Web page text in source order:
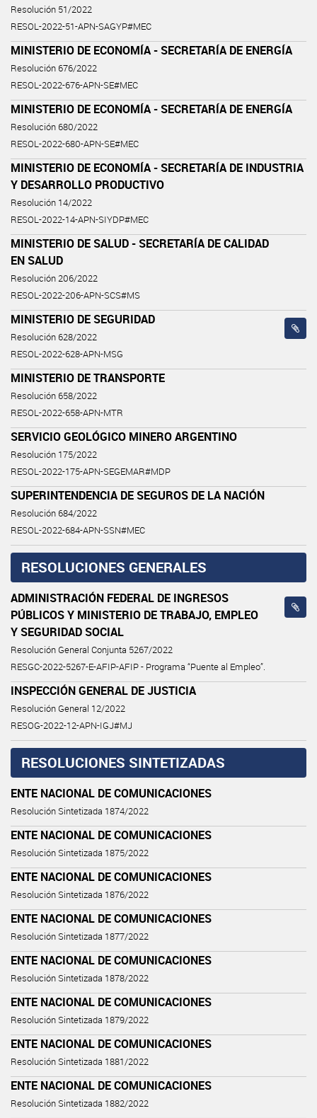
Resolución 51/2022
RESOL-2022-51-APN-SAGYP#MEC
MINISTERIO DE ECONOMÍA - SECRETARÍA DE ENERGÍA
Resolución 676/2022
RESOL-2022-676-APN-SE#MEC
MINISTERIO DE ECONOMÍA - SECRETARÍA DE ENERGÍA
Resolución 680/2022
RESOL-2022-680-APN-SE#MEC
MINISTERIO DE ECONOMÍA - SECRETARÍA DE INDUSTRIA
Y DESARROLLO PRODUCTIVO
Resolución 14/2022
RESOL-2022-14-APN-SIYDP#MEC
MINISTERIO DE SALUD - SECRETARÍA DE CALIDAD
EN SALUD
Resolución 206/2022
RESOL-2022-206-APN-SCS#MS
MINISTERIO DE SEGURIDAD
Resolución 628/2022
RESOL-2022-628-APN-MSG
MINISTERIO DE TRANSPORTE
Resolución 658/2022
RESOL-2022-658-APN-MTR
SERVICIO GEOLÓGICO MINERO ARGENTINO
Resolución 175/2022
RESOL-2022-175-APN-SEGEMAR#MDP
SUPERINTENDENCIA DE SEGUROS DE LA NACIÓN
Resolución 684/2022
RESOL-2022-684-APN-SSN#MEC
RESOLUCIONES GENERALES
ADMINISTRACIÓN FEDERAL DE INGRESOS
PÚBLICOS Y MINISTERIO DE TRABAJO, EMPLEO
Y SEGURIDAD SOCIAL
Resolución General Conjunta 5267/2022
RESGC-2022-5267-E-AFIP-AFIP - Programa “Puente al Empleo”.
INSPECCIÓN GENERAL DE JUSTICIA
Resolución General 12/2022
RESOG-2022-12-APN-IGJ#MJ
RESOLUCIONES SINTETIZADAS
ENTE NACIONAL DE COMUNICACIONES
Resolución Sintetizada 1874/2022
ENTE NACIONAL DE COMUNICACIONES
Resolución Sintetizada 1875/2022
ENTE NACIONAL DE COMUNICACIONES
Resolución Sintetizada 1876/2022
ENTE NACIONAL DE COMUNICACIONES
Resolución Sintetizada 1877/2022
ENTE NACIONAL DE COMUNICACIONES
Resolución Sintetizada 1878/2022
ENTE NACIONAL DE COMUNICACIONES
Resolución Sintetizada 1879/2022
ENTE NACIONAL DE COMUNICACIONES
Resolución Sintetizada 1881/2022
ENTE NACIONAL DE COMUNICACIONES
Resolución Sintetizada 1882/2022